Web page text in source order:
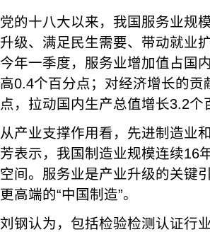
党的十八大以来，我国服务业规
升级、满足民生需要、带动就业
今年一季度，服务业增加值占国
高0.4个百分点；对经济增长的
点，拉动国内生产总值增长3.2个
从产业支撑作用看，先进制造业
芳表示，我国制造业规模连续16
空间。服务业是产业升级的关键
更高端的“中国制造”。
刘钢认为，包括检验检测认证行